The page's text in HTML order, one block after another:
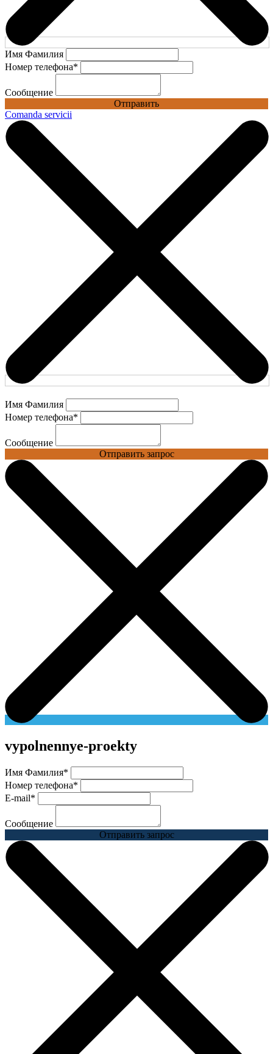
Имя Фамилия
Номер телефона*
Сообщение
Отправить
Comanda servicii
Имя Фамилия
Номер телефона*
Сообщение
Отправить запрос
vypolnennye-proekty
Имя Фамилия*
Номер телефона*
E-mail*
Сообщение
Отправить запрос